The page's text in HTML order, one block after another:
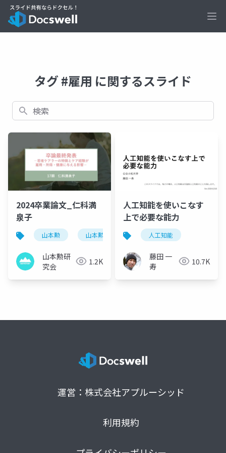
タグ #雇用 に関するスライド
検索
2024卒業論文_仁科満
泉子
山本勲 山本勲研究会 計量経済
山本勲研
究会
1.2K
人工知能を使いこなす
上で必要な能力
人工知能
藤田 一
寿
10.7K
運営：株式会社アプルーシッド
利用規約